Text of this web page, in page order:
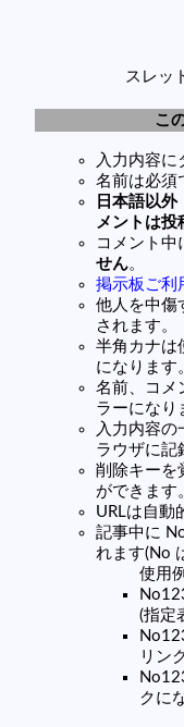
スレッ
こ
入力内容に
名前は必須
日本語以
メントは投
コメント中
せん。
掲示板ご利
他人を中傷
されます。
半角カナは
になります
名前、コメ
ラーになり
入力内容の
ラウザに記
削除キーを
ができます
URLは自動
記事中に
れます(No
使用
(指定
リン
クに